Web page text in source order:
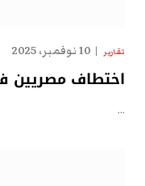
تقارير 10 نوفمبر، 2025
اختطاف مصريين
…